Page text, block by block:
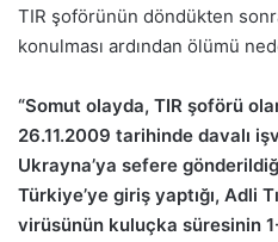
TIR şoförünün döndükten
konulması ardından ölümü
“Somut olayda, TIR şoförü
26.11.2009 tarihinde davalı
Ukrayna’ya sefere
Türkiye’ye giriş yaptığı, Adli
virüsünün kuluçka süresinin